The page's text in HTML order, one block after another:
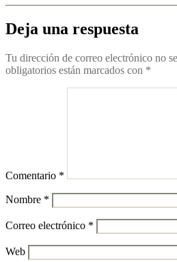
Deja una respuesta
Tu dirección de correo electrónico no
obligatorios están marcados con *
Comentario *
Nombre *
Correo electrónico *
Web